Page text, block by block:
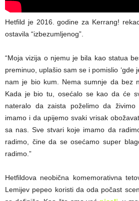
Hetfild je 2016. godine za Kerrang!
ostavila “izbezumljenog”.
“Moja vizija o njemu je bila kao statua
preminuo, uplašio sam se i pomislio ‘gde
nam je bio kum. Nema sumnje da bez
Kada je bio tu, osećalo se kao da će
nateralo da zaista poželimo da
imamo i da upijemo svaki vrisak
sa nas. Sve stvari koje imamo da
radimo, čine da se osećamo super
radimo.”
Hetfildova neobična komemorativna
Lemijev pepeo koristi da oda počast